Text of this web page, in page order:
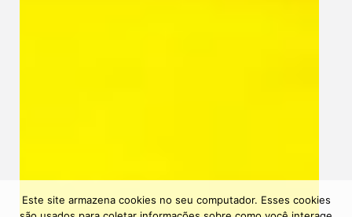
Este site armazena cookies no seu computador. Esses cookies